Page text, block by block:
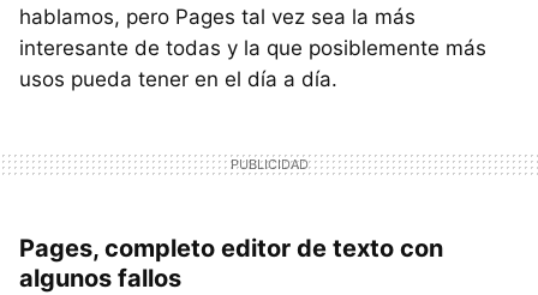
hablamos, pero Pages tal vez sea la más
interesante de todas y la que posiblemente más
usos pueda tener en el día a día.
Pages, completo editor de texto con
algunos fallos